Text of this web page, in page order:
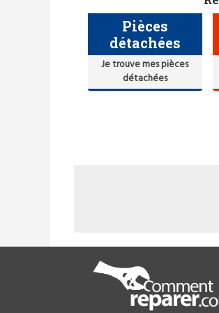
Pièces
détachées
Je trouve mes pièces
détachées